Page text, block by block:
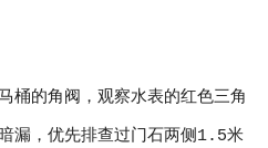
桶的角阀，观察水表的红色三角
漏，优先排查过门石两侧1.5米